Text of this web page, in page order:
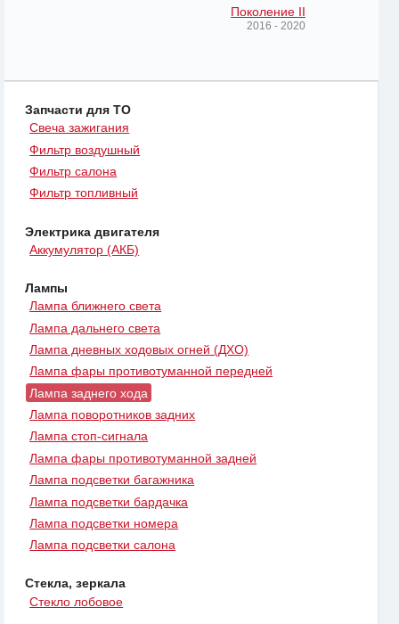
Поколение II
2016 - 2020
Запчасти для ТО
Свеча зажигания
Фильтр воздушный
Фильтр салона
Фильтр топливный
Электрика двигателя
Аккумулятор (АКБ)
Лампы
Лампа ближнего света
Лампа дальнего света
Лампа дневных ходовых огней (ДХО)
Лампа фары противотуманной передней
Лампа заднего хода
Лампа поворотников задних
Лампа стоп-сигнала
Лампа фары противотуманной задней
Лампа подсветки багажника
Лампа подсветки бардачка
Лампа подсветки номера
Лампа подсветки салона
Стекла, зеркала
Стекло лобовое